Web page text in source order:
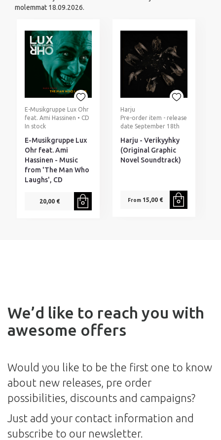
molemmat 18.09.2026.
E-Musikgruppe Lux Ohr
feat. Ami Hassinen • CD
In stock
E-Musikgruppe Lux
Ohr feat. Ami
Hassinen - Music
from 'The Man Who
Laughs', CD
20,00 €
Harju
Pre-order item - release
date September 18th
Harju - Verikyyhky
(Original Graphic
Novel Soundtrack)
From15,00 €
We’d like to reach you with
awesome offers
Would you like to be the first one to know
about new releases, pre order
possibilities, discounts and campaigns?
Just add your contact information and
subscribe to our newsletter.